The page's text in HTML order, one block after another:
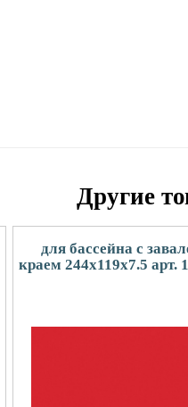
Другие
для бассейна с
краем 244x119x7.5 арт.